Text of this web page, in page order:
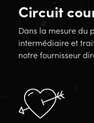
Circuit
Dans la mesure du
intermédiaire et
notre fournisseur